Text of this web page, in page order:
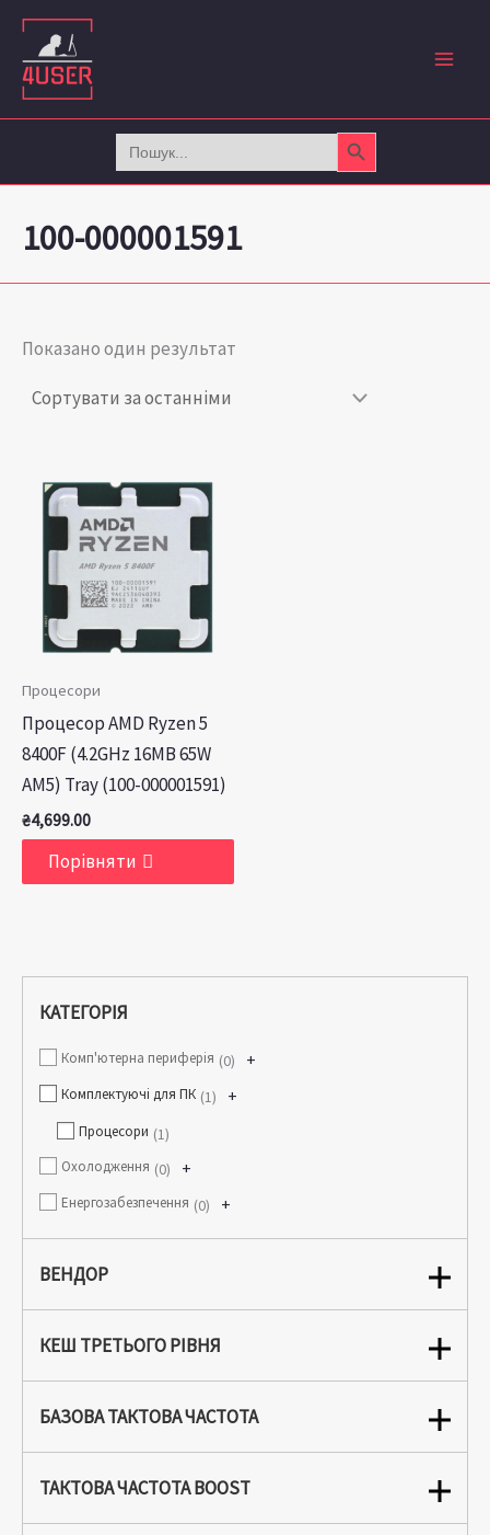
Перейти
вмісту
Search
for:
Search Button
КАТЕГОРІЯ
Комп'ютерна периферія +
0
Комплектуючі для ПК +
1
Процесори 1
Охолодження +
0
Енергозабезпечення +
0
ВЕНДОР
КЕШ ТРЕТЬОГО РІВНЯ
БАЗОВА ТАКТОВА ЧАСТОТА
ТАКТОВА ЧАСТОТА BOOST
100-000001591
Показано один результат
Процесори
Процесор AMD Ryzen 5
8400F (4.2GHz 16MB 65W
AM5) Tray (100-000001591)
₴4,699.00
Порівняти